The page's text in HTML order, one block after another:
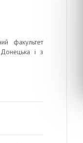
факультет
Донецька і з